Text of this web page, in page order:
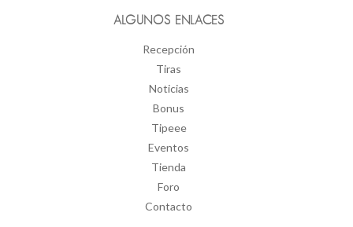
ALGUNOS ENLACES
Recepción
Tiras
Noticias
Bonus
Tipeee
Eventos
Tienda
Foro
Contacto